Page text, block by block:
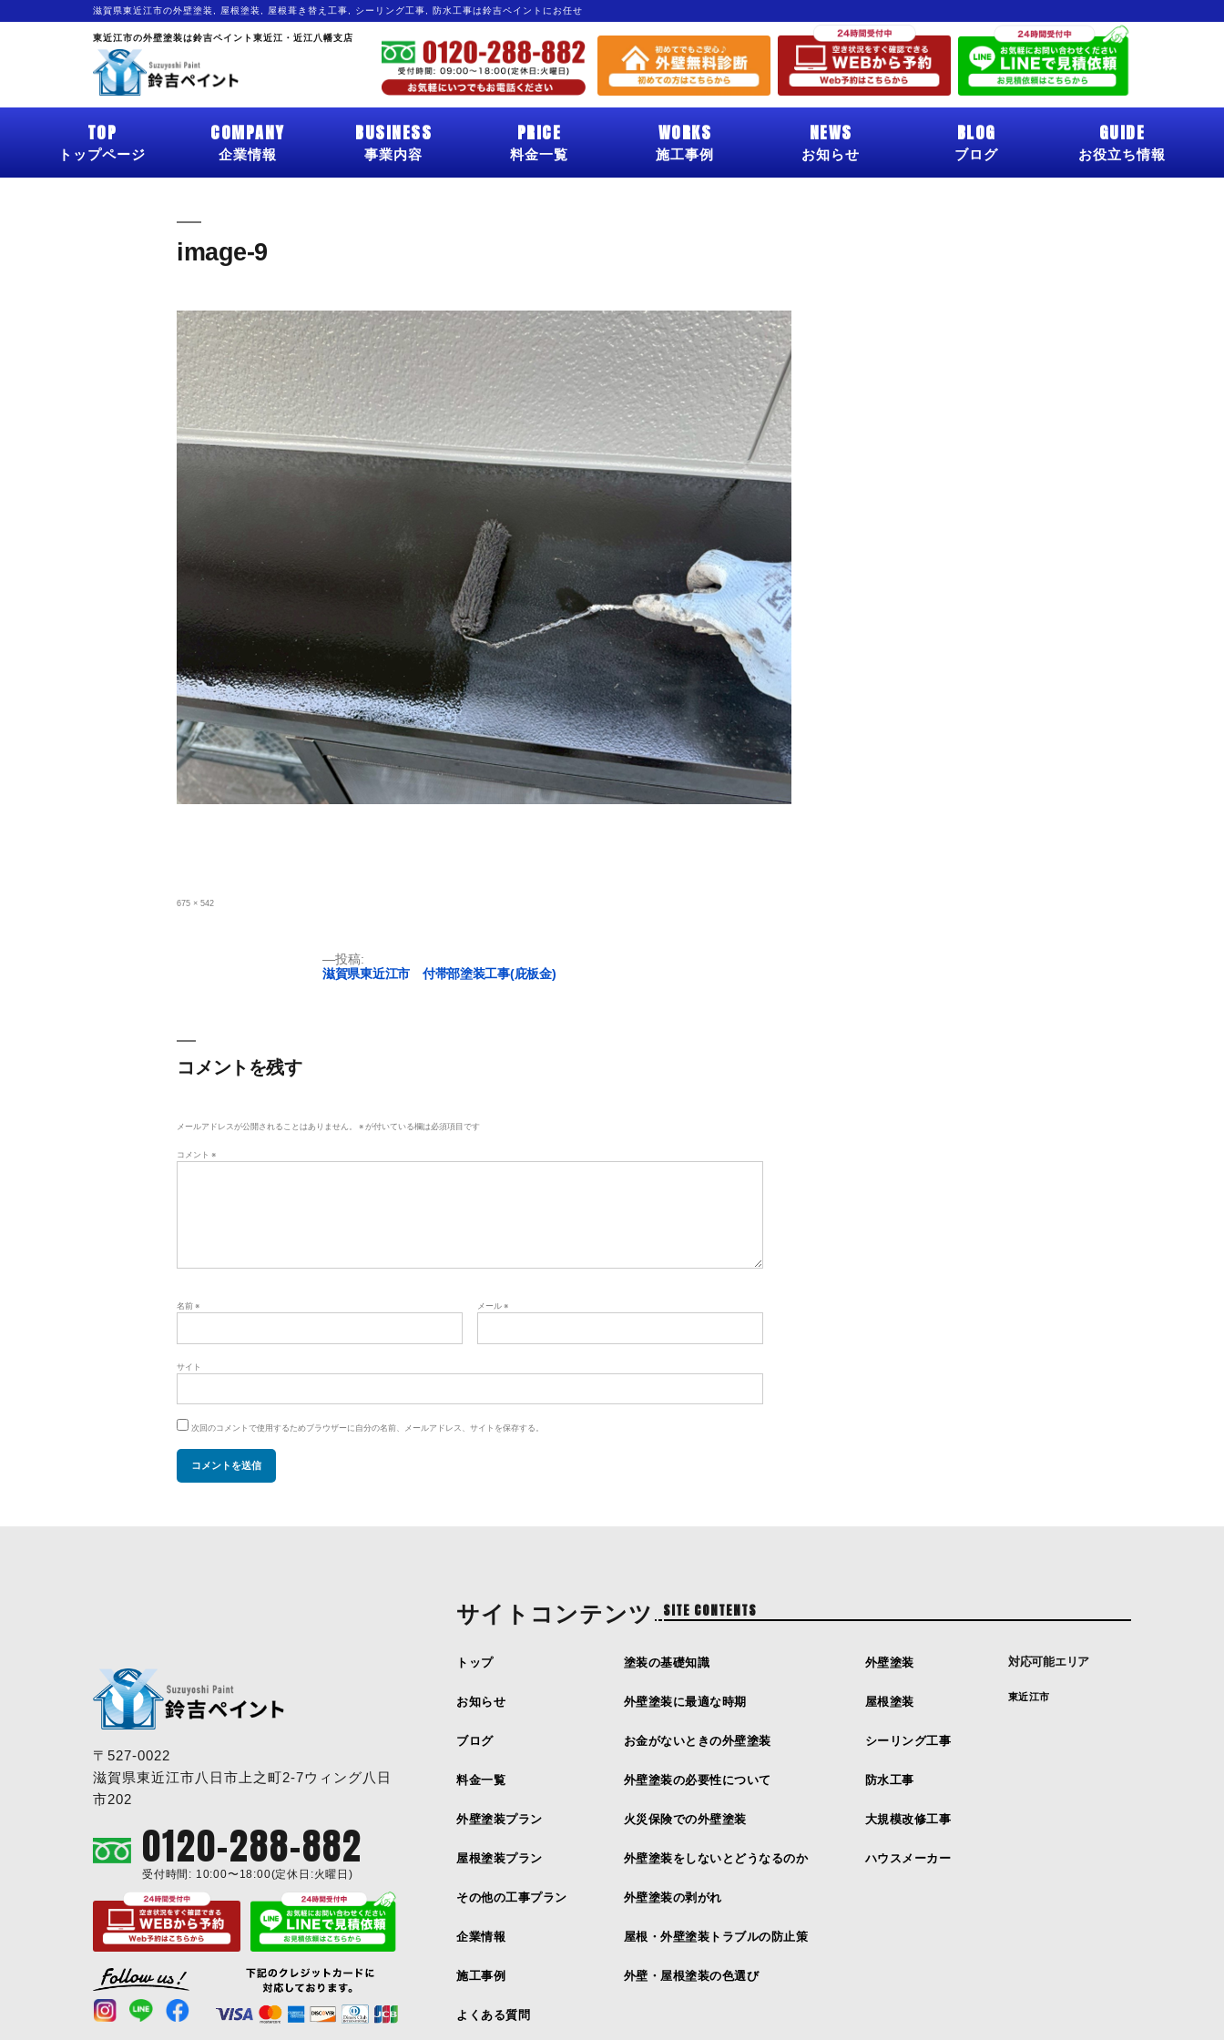
滋賀県東近江市の外壁塗装, 屋根塗装, 屋根葺き替え工事, シーリング工事, 防水工事は鈴吉ペイントにお任せ
東近江市の外壁塗装は鈴吉ペイント東近江・近江八幡支店
TOP
トップページ
COMPANY
企業情報
BUSINESS
事業内容
PRICE
料金一覧
WORKS
施工事例
NEWS
お知らせ
BLOG
ブログ
GUIDE
お役立ち情報
image-9
フ
675 × 542
投稿:
滋賀県東近江市 付帯部塗装工事(庇板金)
コメントを残す
メールアドレスが公開されることはありません。 ※ が付いている欄は必須項目です
コメント※
名前※ メール※
サイト
次回のコメントで使用するためブラウザーに自分の名前、メールアドレス、サイトを保存する。
〒527-0022
滋賀県東近江市八日市上之町2-7ウィング八日
市202
0120-288-882
受付時間: 10:00〜18:00(定休日:火曜日)
サイトコンテンツ SITE CONTENTS
トップ
お知らせ
ブログ
料金一覧
外壁塗装プラン
屋根塗装プラン
その他の工事プラン
企業情報
施工事例
よくある質問
塗装の基礎知識
外壁塗装に最適な時期
お金がないときの外壁塗装
外壁塗装の必要性について
火災保険での外壁塗装
外壁塗装をしないとどうなるのか
外壁塗装の剥がれ
屋根・外壁塗装トラブルの防止策
外壁・屋根塗装の色選び
外壁塗装
屋根塗装
シーリング工事
防水工事
大規模改修工事
ハウスメーカー
対応可能エリア
東近江市